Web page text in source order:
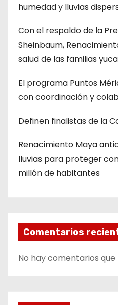
humedad y lluvias
Con el respaldo de la
Sheinbaum,
salud de las familias
El programa Puntos
con coordinación y
Definen finalistas de la
Renacimiento Maya
lluvias para proteger
millón de habitantes
Comentarios
No hay comentarios